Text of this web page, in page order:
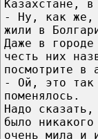
Казахстане,
- Ну, как же,
жили в
Даже в городе
честь них
посмотрите в
- Ой, это так
поменялось.
Надо
было
очень мила и